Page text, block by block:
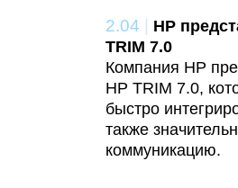
2.04 | HP
TRIM 7.0
Компания HP
HP TRIM 7.0,
быстро
также
коммуникацию.